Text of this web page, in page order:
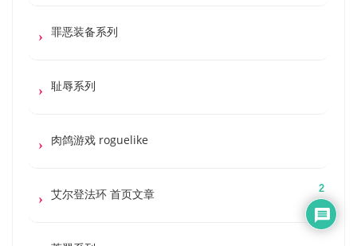
罪恶装备系列
耻辱系列
肉鸽游戏 roguelike
艾尔登法环 首页文章 2